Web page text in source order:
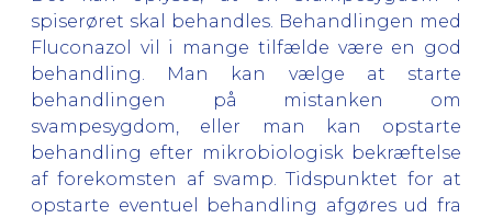
spiserøret skal behandles. Behandlingen med
Fluconazol vil i mange tilfælde være en god
behandling. Man kan vælge at starte
behandlingen på mistanken om
svampesygdom, eller man kan opstarte
behandling efter mikrobiologisk bekræftelse
af forekomsten af svamp. Tidspunktet for at
opstarte eventuel behandling afgøres ud fra